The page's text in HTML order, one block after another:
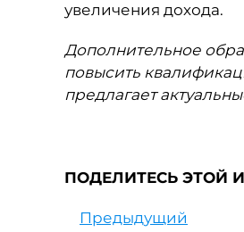
увеличения дохода.
Дополнительное
повысить
предлагает
ПОДЕЛИТЕСЬ ЭТОЙ
Предыдущий